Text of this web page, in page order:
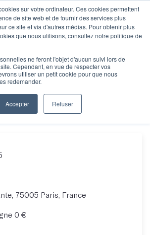
sur votre ordinateur. Ces cookies permettent
de site web et de fournir des services plus
ce site et via d'autres médias. Pour obtenir plus
que nous utilisons, consultez notre politique de
ne feront l'objet d'aucun suivi lors de
Cependant, en vue de respecter vos
utiliser un petit cookie pour que nous
redemander.
Accepter Refuser
la
offre des
entreprise !
75005 Paris, France
0 €